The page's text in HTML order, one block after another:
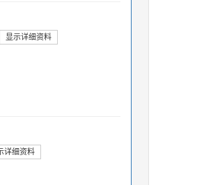
显示详细资料
详细资料